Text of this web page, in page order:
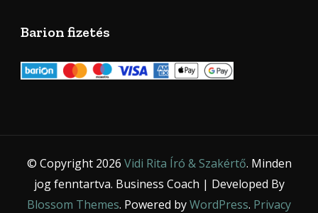
Barion fizetés
© Copyright 2026 Vidi Rita Író & Szakértő. Minden
jog fenntartva. Business Coach | Developed By
Blossom Themes. Powered byWordPress. Privacy